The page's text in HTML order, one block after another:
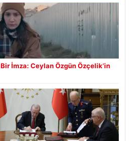
İmza: Ceylan Özgün Özçelik’in